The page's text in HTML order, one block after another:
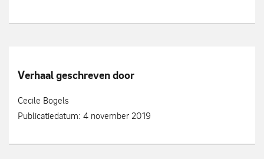
Verhaal geschreven door
Cecile Bogels
Publicatiedatum: 4 november 2019